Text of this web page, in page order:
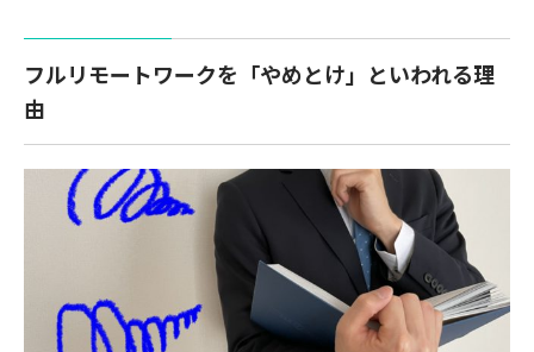
フルリモートワークを「やめとけ」といわれる理
由